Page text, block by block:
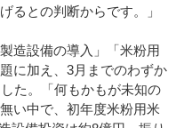
るとの判断からです。」
造設備の導入」「米粉用
に加え、3月までのわずか
た。「何もかもが未知の
い中で、初年度米粉用米